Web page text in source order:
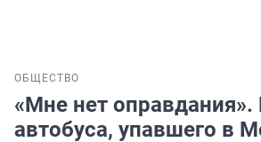
ОБЩЕСТВО
«Мне нет оправдания».
автобуса, упавшего в